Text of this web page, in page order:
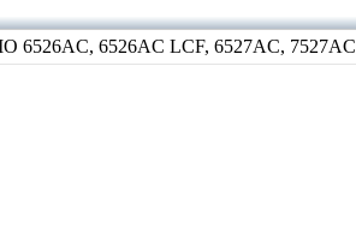
6526AC, 6526AC LCF, 6527AC, 7527AC